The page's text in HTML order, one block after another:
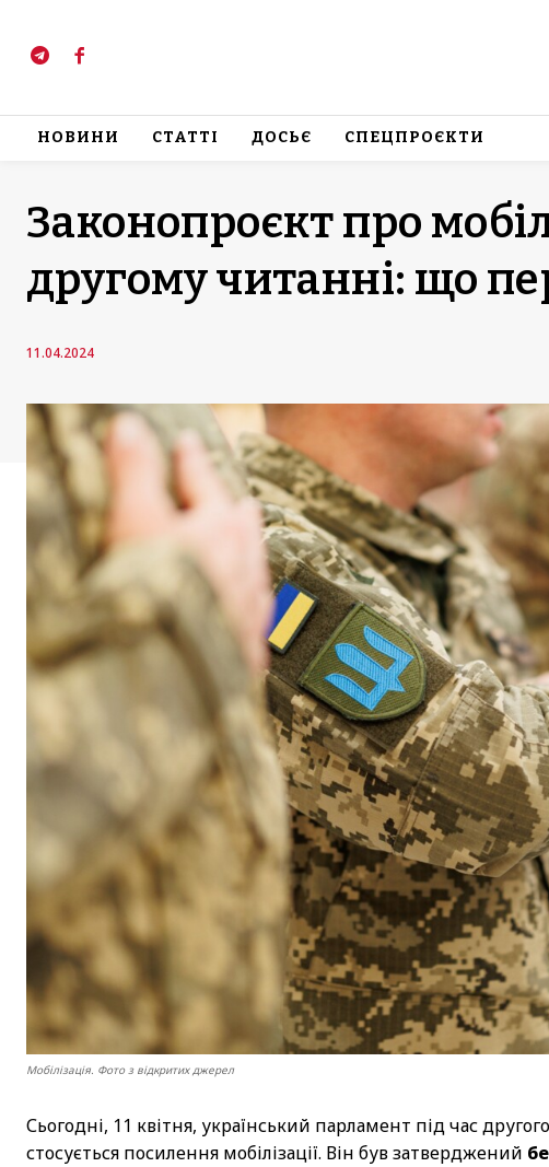
НОВИНИ СТАТТІ ДОСЬЄ СПЕЦПРОЄКТИ
Законопроєкт про
другому читанні: що
11.04.2024
Мобілізація. Фото з відкритих джерел
Сьогодні, 11 квітня, український парламент під час
стосується посилення мобілізації. Він був затверджений